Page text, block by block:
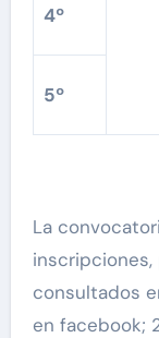
4º
5º
La
consultados
en facebook;